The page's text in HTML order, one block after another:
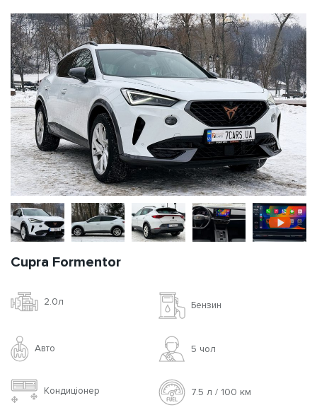
Cupra Formentor
2.0л Бензин
Авто 5 чoл
Кондиціонер 7.5 л / 100 км